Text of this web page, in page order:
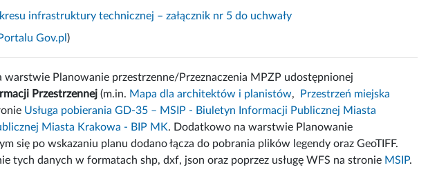
infrastruktury technicznej – załącznik nr 5 do uchwały
Gov.pl)
Planowanie przestrzenne/Przeznaczenia MPZP udostępnionej
Przestrzennej (m.in. Mapa dla architektów i planistów, Przestrzeń miejska
Usługa pobierania GD-35 – MSIP - Biuletyn Informacji Publicznej Miasta
Miasta Krakowa - BIP MK. Dodatkowo na warstwie Planowanie
się po wskazaniu planu dodano łącza do pobrania plików legendy oraz GeoTIFF.
tych danych w formatach shp, dxf, json oraz poprzez usługę WFS na stronie MSIP.